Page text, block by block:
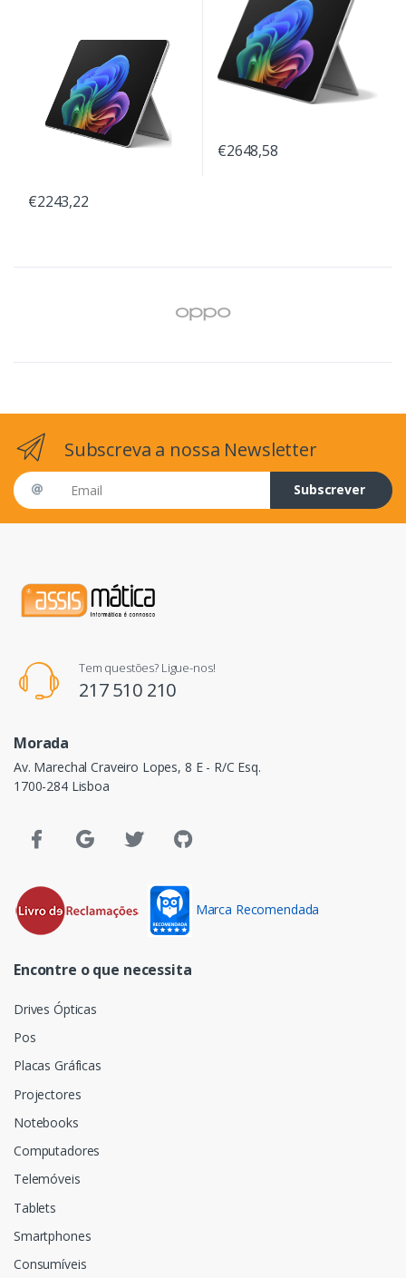
€2243,22
€2648,58
Subscreva a nossa Newsletter
Email address
Subscrever
Tem questões? Ligue-nos!
217 510 210
Morada
Av. Marechal Craveiro Lopes, 8 E - R/C Esq.
1700-284 Lisboa
Marca Recomendada
Encontre o que necessita
Drives Ópticas
Pos
Placas Gráficas
Projectores
Notebooks
Computadores
Telemóveis
Tablets
Smartphones
Consumíveis